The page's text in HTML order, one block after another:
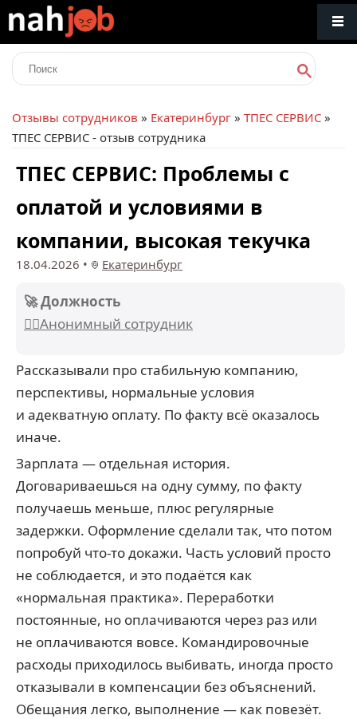
Отзывы сотрудников » Екатеринбург » ТПЕС СЕРВИС »
ТПЕС СЕРВИС - отзыв сотрудника
ТПЕС СЕРВИС: Проблемы с
оплатой и условиями в
компании, высокая текучка
18.04.2026 • Екатеринбург
🚀 Должность
🕵️‍♂️Анонимный сотрудник
Рассказывали про стабильную компанию,
перспективы, нормальные условия
и адекватную оплату. По факту всё оказалось
иначе.
Зарплата — отдельная история.
Договариваешься на одну сумму, по факту
получаешь меньше, плюс регулярные
задержки. Оформление сделали так, что потом
попробуй что-то докажи. Часть условий просто
не соблюдается, и это подаётся как
«нормальная практика». Переработки
постоянные, но оплачиваются через раз или
не оплачиваются вовсе. Командировочные
расходы приходилось выбивать, иногда просто
отказывали в компенсации без объяснений.
Обещания легко, выполнение — как повезёт.